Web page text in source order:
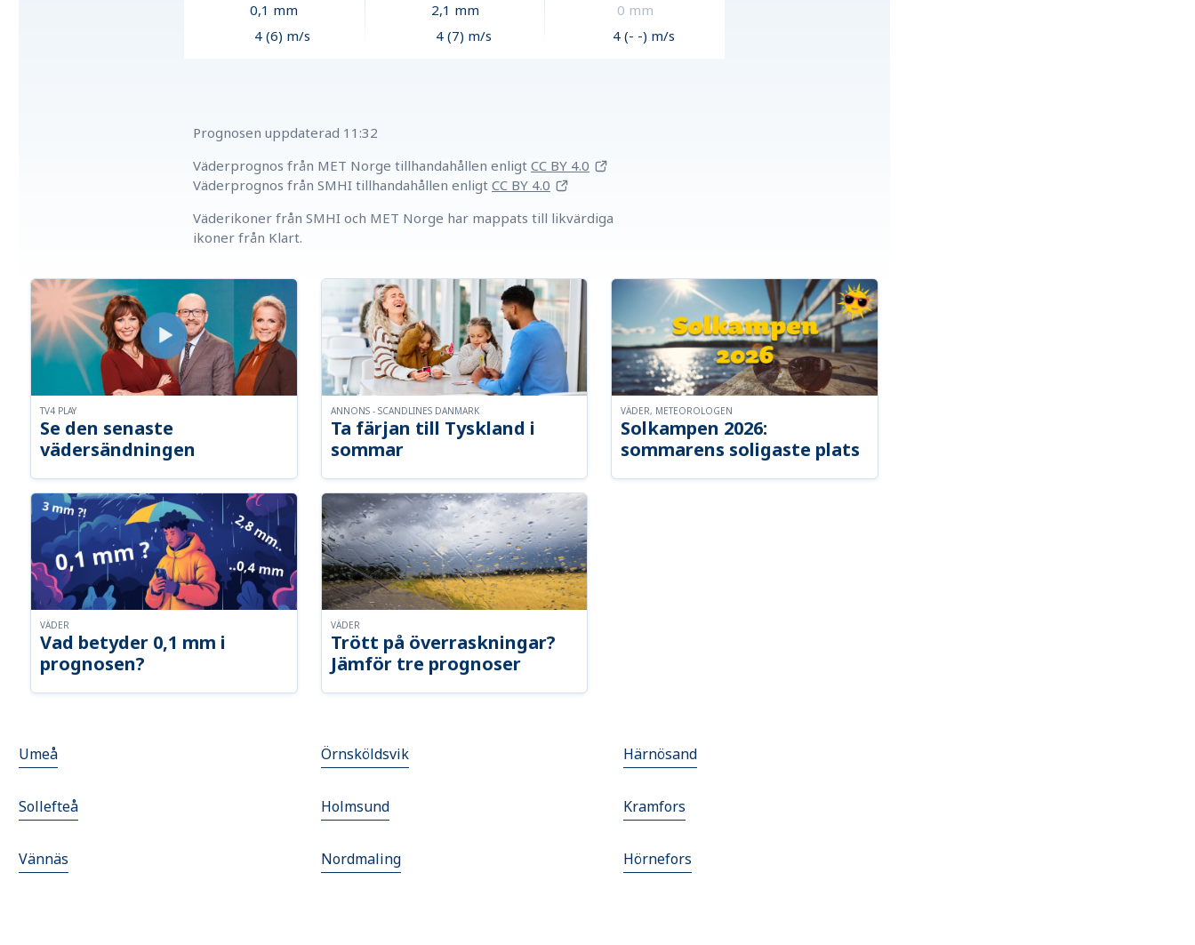
0,1 mm
4 (6) m/s
2,1 mm
4 (7) m/s
0 mm
4 (- -) m/s
Prognosen uppdaterad 11:32
Väderprognos från MET Norge tillhandahållen enligt CC BY 4.0
Väderprognos från SMHI tillhandahållen enligt CC BY 4.0
Väderikoner från SMHI och MET Norge har mappats till likvärdiga
ikoner från Klart.
Se den senaste
vädersändningen
TV4 PLAY
Ta färjan till Tyskland i
sommar
ANNONS - SCANDLINES DANMARK
Solkampen 2026:
sommarens soligaste plats
VÄDER, METEOROLOGEN
Vad betyder 0,1 mm i
prognosen?
VÄDER
Trött på överraskningar?
Jämför tre prognoser
VÄDER
Umeå Örnsköldsvik Härnösand
Sollefteå Holmsund Kramfors
Vännäs Nordmaling Hörnefors